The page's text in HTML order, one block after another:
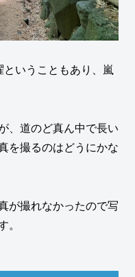
いうこともあり、嵐
、道のど真ん中で長い
を撮るのはどうにかな
が撮れなかったので写